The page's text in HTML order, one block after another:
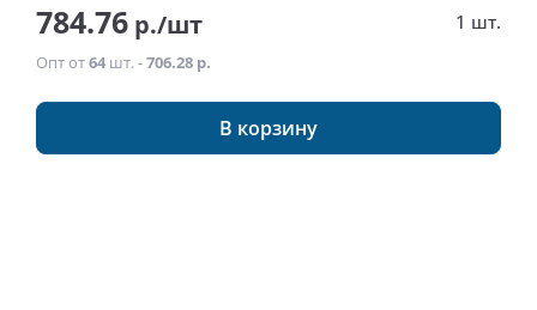
784.76 р./шт 1 шт.
Опт от64 шт. -706.28 р.
В корзину